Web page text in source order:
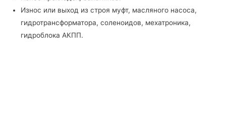
Износ или выход из строя муфт, масляного насоса,
гидротрансформатора, соленоидов, мехатроника,
гидроблока АКПП.